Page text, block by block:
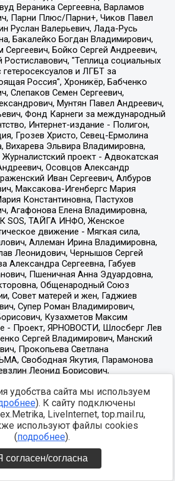
удобства сайта мы используем
). К сайту подключены
LiveInternet, top.mail.ru,
используют файлы cookies
(подробнее).
согласен/согласна